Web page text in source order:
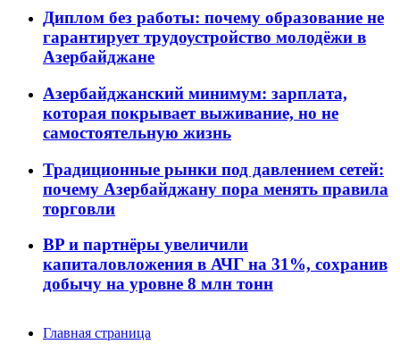
Диплом без работы: почему образование не
гарантирует трудоустройство молодёжи в
Азербайджане
Азербайджанский минимум: зарплата,
которая покрывает выживание, но не
самостоятельную жизнь
Традиционные рынки под давлением сетей:
почему Азербайджану пора менять правила
торговли
BP и партнёры увеличили
капиталовложения в АЧГ на 31%, сохранив
добычу на уровне 8 млн тонн
Главная страница